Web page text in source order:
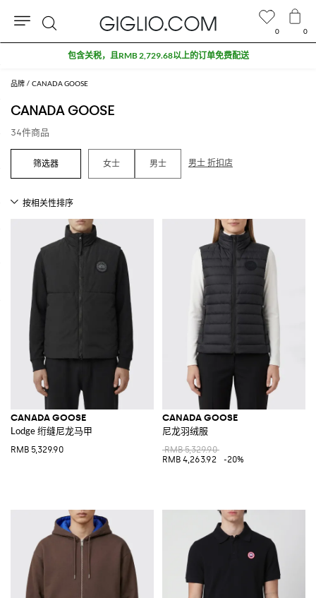
品牌 CANADA GOOSE
CANADA GOOSE
34件商品
女士 男士 男士 折扣店
CANADA GOOSE
Lodge 绗缝尼龙马甲
RMB 5,329.90
CANADA GOOSE
尼龙羽绒服
RMB 5,329.90
RMB 4,263.92
-20%
0 0
包含关税，且RMB 2,729.68以上的订单免费配送